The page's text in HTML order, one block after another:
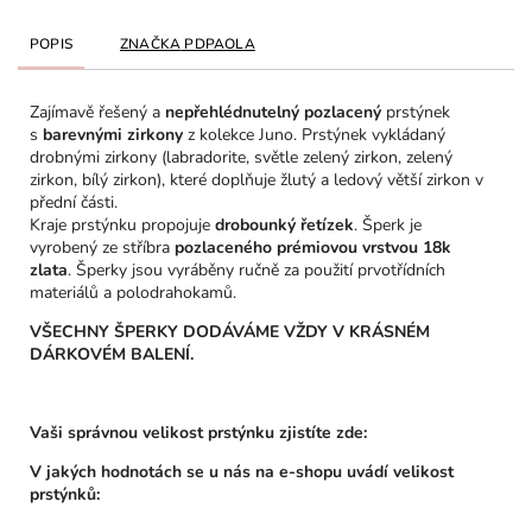
POPIS ZNAČKA PDPAOLA
Zajímavě řešený a nepřehlédnutelný pozlacený prstýnek
s barevnými zirkony z kolekce Juno. Prstýnek vykládaný
drobnými zirkony (labradorite, světle zelený zirkon, zelený
zirkon, bílý zirkon), které doplňuje žlutý a ledový větší zirkon v
přední části.
Kraje prstýnku propojuje drobounký řetízek. Šperk je
vyrobený ze stříbra pozlaceného prémiovou vrstvou 18k
zlata. Šperky jsou vyráběny ručně za použití prvotřídních
materiálů a polodrahokamů.
VŠECHNY ŠPERKY DODÁVÁME VŽDY V KRÁSNÉM
DÁRKOVÉM BALENÍ.
Vaši správnou velikost prstýnku zjistíte zde:
V jakých hodnotách se u nás na e-shopu uvádí velikost
prstýnků: